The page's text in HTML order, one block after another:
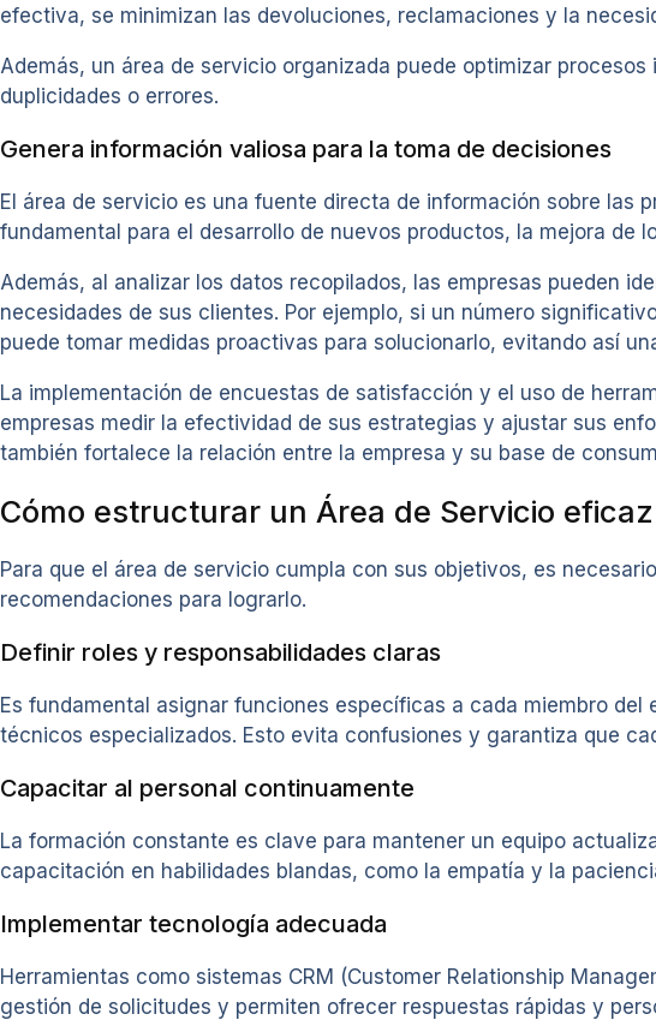
efectiva, se minimizan las devoluciones, reclamaciones y la
Además, un área de servicio organizada puede optimizar
duplicidades o errores.
Genera información valiosa para la toma de decisiones
El área de servicio es una fuente directa de información sobre las
fundamental para el desarrollo de nuevos productos, la mejora
Además, al analizar los datos recopilados, las empresas pueden
necesidades de sus clientes. Por ejemplo, si un número
puede tomar medidas proactivas para solucionarlo, evitando así
La implementación de encuestas de satisfacción y el uso de
empresas medir la efectividad de sus estrategias y ajustar sus
también fortalece la relación entre la empresa y su base de
Cómo estructurar un Área de Servicio
Para que el área de servicio cumpla con sus objetivos, es
recomendaciones para lograrlo.
Definir roles y responsabilidades claras
Es fundamental asignar funciones específicas a cada miembro
técnicos especializados. Esto evita confusiones y garantiza que
Capacitar al personal continuamente
La formación constante es clave para mantener un equipo
capacitación en habilidades blandas, como la empatía y la
Implementar tecnología adecuada
Herramientas como sistemas CRM (Customer Relationship
gestión de solicitudes y permiten ofrecer respuestas rápidas y